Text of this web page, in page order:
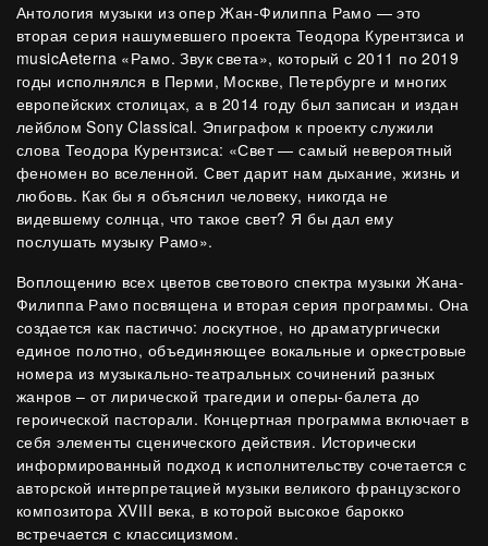
Антология музыки из опер Жан-Филиппа Рамо — это
вторая серия нашумевшего проекта Теодора Курентзиса и
musicAeterna «Рамо. Звук света», который с 2011 по 2019
годы исполнялся в Перми, Москве, Петербурге и многих
европейских столицах, а в 2014 году был записан и издан
лейблом Sony Classical. Эпиграфом к проекту служили
слова Теодора Курентзиса: «Свет — самый невероятный
феномен во вселенной. Свет дарит нам дыхание, жизнь и
любовь. Как бы я объяснил человеку, никогда не
видевшему солнца, что такое свет? Я бы дал ему
послушать музыку Рамо».
Воплощению всех цветов светового спектра музыки Жана-
Филиппа Рамо посвящена и вторая серия программы. Она
создается как пастиччо: лоскутное, но драматургически
единое полотно, объединяющее вокальные и оркестровые
номера из музыкально-театральных сочинений разных
жанров – от лирической трагедии и оперы-балета до
героической пасторали. Концертная программа включает в
себя элементы сценического действия. Исторически
информированный подход к исполнительству сочетается с
авторской интерпретацией музыки великого французского
композитора XVIII века, в которой высокое барокко
встречается с классицизмом.